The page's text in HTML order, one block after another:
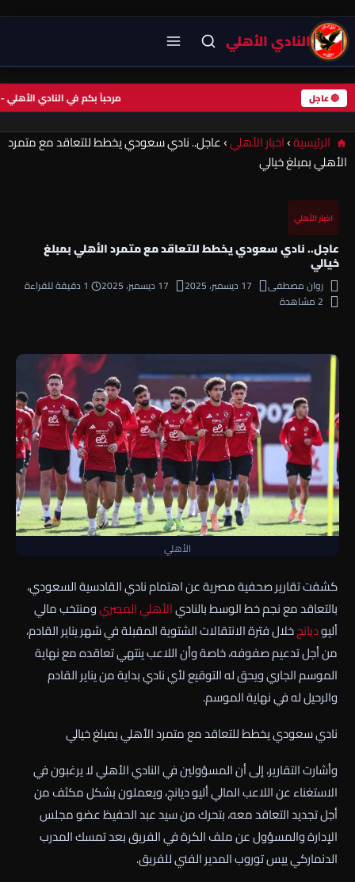
النادي الأهلي
🔴 عاجل مرحباً بكم في النادي
الرئيسية›اخبار الأهلي›عاجل.. نادي سعودي يخطط للتعاقد مع متمرد
الأهلي بمبلغ خيالي
اخبار الأهلي
عاجل.. نادي سعودي يخطط للتعاقد مع متمرد الأهلي بمبلغ
خيالي
روان مصطفى 17 ديسمبر، 2025 17 ديسمبر، 2025
1 دقيقة للقراءة
2 مشاهدة
الأهلي
كشفت تقارير صحفية مصرية عن اهتمام نادي القادسية السعودي،
بالتعاقد مع نجم خط الوسط بالناديالأهليالمصريومنتخب مالي
أليوديانجخلال فترة الانتقالات الشتوية المقبلة في شهر يناير القادم،
من أجل تدعيم صفوفه، خاصة وأن اللاعب ينتهي تعاقده مع نهاية
الموسم الجاري ويحق له التوقيع لأي نادي بداية من يناير القادم
والرحيل له في نهاية الموسم.
نادي سعودي يخطط للتعاقد مع متمرد الأهلي بمبلغ خيالي
وأشارت التقارير، إلى أن المسؤولين في النادي الأهلي لا يرغبون في
الاستغناء عن اللاعب المالي أليو ديانج، ويعملون بشكل مكثف من
أجل تجديد التعاقد معه، بتحرك من سيد عبد الحفيظ عضو مجلس
الإدارة والمسؤول عن ملف الكرة في الفريق بعد تمسك المدرب
الدنماركي ييس توروب المدير الفني للفريق.